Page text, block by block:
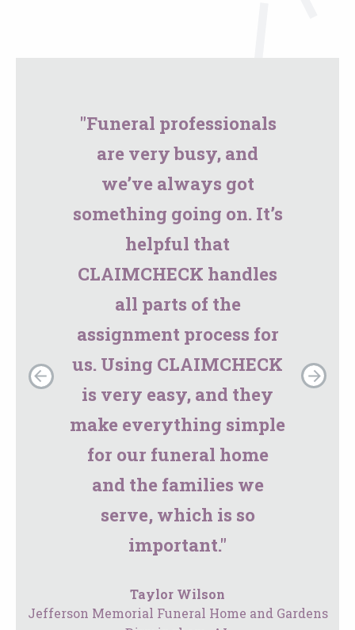
"Funeral professionals
are very busy, and
we’ve always got
something going on. It’s
helpful that
CLAIMCHECK handles
all parts of the
assignment process for
us. Using CLAIMCHECK
is very easy, and they
make everything simple
for our funeral home
and the families we
serve, which is so
important."
Taylor Wilson
Jefferson Memorial Funeral Home and Gardens